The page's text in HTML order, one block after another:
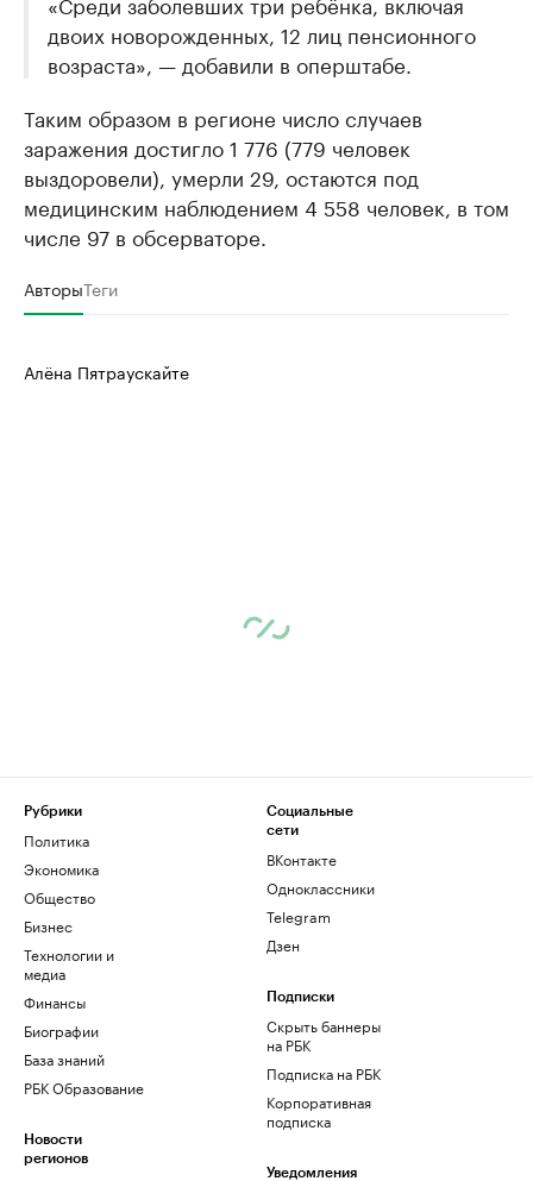
двоих новорожденных, 12 лиц пенсионного
возраста», — добавили в оперштабе.
Таким образом в регионе число случаев
заражения достигло 1 776 (779 человек
выздоровели), умерли 29, остаются под
медицинским наблюдением 4 558 человек, в том
числе 97 в обсерваторе.
АвторыТеги
Алёна Пятраускайте
Рубрики
Политика
Экономика
Общество
Бизнес
Технологии и
медиа
Финансы
Биографии
База знаний
РБК Образование
Новости
регионов
Социальные
сети
ВКонтакте
Одноклассники
Telegram
Дзен
Подписки
Скрыть баннеры
на РБК
Подписка на РБК
Корпоративная
подписка
Уведомления